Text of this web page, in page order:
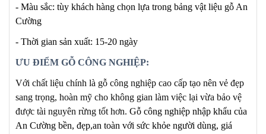
- Màu sắc: tùy khách hàng chọn lựa trong bảng vật liệu gỗ An
Cường
- Thời gian sản xuất: 15-20 ngày
ƯU ĐIỂM GỖ CÔNG NGHIỆP:
Với chất liệu chính là gỗ công nghiệp cao cấp tạo nên vẻ đẹp
sang trọng, hoàn mỹ cho không gian làm việc lại vừa bảo vệ
được tài nguyên rừng tốt hơn. Gỗ công nghiệp nhập khẩu của
An Cường bền, đẹp,an toàn với sức khỏe người dùng, giá